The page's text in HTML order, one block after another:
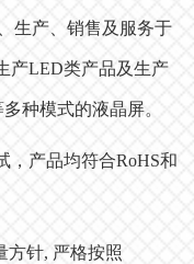
生产、销售及服务于
产LED类产品及生产
种模式的液晶屏。
，产品均符合RoHS和
方针, 严格按照